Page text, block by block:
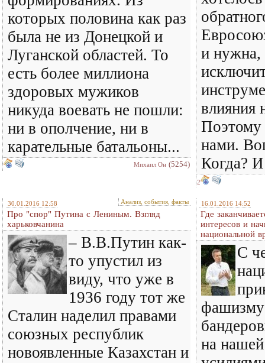
которых половина как раз
была не из Донецкой и
Луганской областей. То
есть более миллиона
здоровых мужиков
никуда воевать не пошли:
ни в ополчение, ни в
карательные батальоны...
Михаил Он (5254)
и нужна,
влияния
Поэтому
нами.
Когда?
2
30.01.2016 12:58 Анализ, события, факты
Про "спор" Путина с Лениным. Взгляд
харьковчанина
– В.В.Путин как-
то упустил из
виду, что уже в
1936 году тот же
Сталин наделил правами
союзных республик
новоявленные Казахстан и
16.01.2016 14:52
Где
интересов и
национальной
С
на